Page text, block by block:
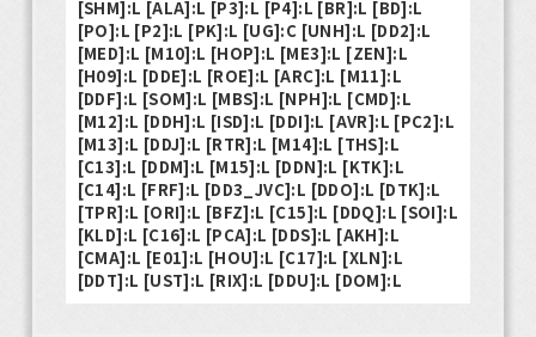
[SHM]:L [ALA]:L [P3]:L [P4]:L [BR]:L [BD]:L
[PO]:L [P2]:L [PK]:L [UG]:C [UNH]:L [DD2]:L
[MED]:L [M10]:L [HOP]:L [ME3]:L [ZEN]:L
[H09]:L [DDE]:L [ROE]:L [ARC]:L [M11]:L
[DDF]:L [SOM]:L [MBS]:L [NPH]:L [CMD]:L
[M12]:L [DDH]:L [ISD]:L [DDI]:L [AVR]:L [PC2]:L
[M13]:L [DDJ]:L [RTR]:L [M14]:L [THS]:L
[C13]:L [DDM]:L [M15]:L [DDN]:L [KTK]:L
[C14]:L [FRF]:L [DD3_JVC]:L [DDO]:L [DTK]:L
[TPR]:L [ORI]:L [BFZ]:L [C15]:L [DDQ]:L [SOI]:L
[KLD]:L [C16]:L [PCA]:L [DDS]:L [AKH]:L
[CMA]:L [E01]:L [HOU]:L [C17]:L [XLN]:L
[DDT]:L [UST]:L [RIX]:L [DDU]:L [DOM]:L